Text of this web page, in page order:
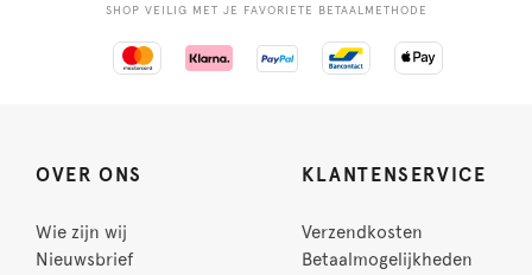
SHOP VEILIG MET JE FAVORIETE BETAALMETHODE
OVER ONS
Wie zijn wij
Nieuwsbrief
KLANTENSERVICE
Verzendkosten
Betaalmogelijkheden